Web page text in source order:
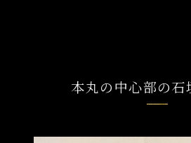
本丸の中心部の石